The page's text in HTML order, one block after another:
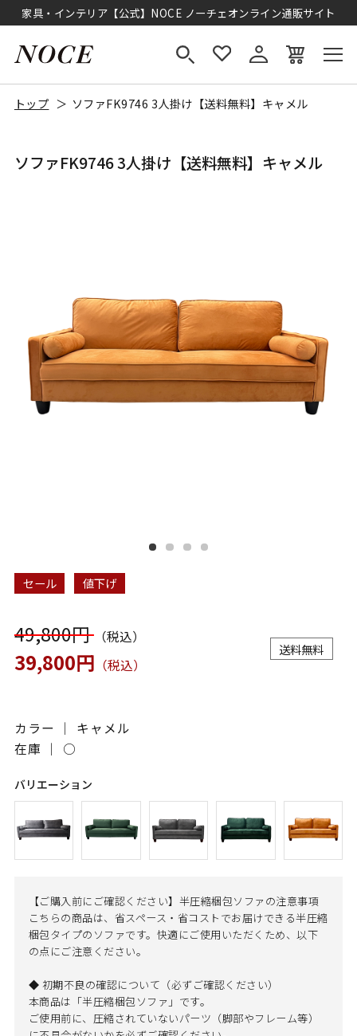
家具・インテリア【公式】NOCE ノーチェオンライン通販サイト
トップ ソファFK9746 3人掛け【送料無料】キャメル
ソファFK9746 3人掛け【送料無料】キャメル
セール 値下げ
49,800円（税込）
39,800円 （税込）
送料無料
カラー ｜ キャメル
在庫 ｜ ○
バリエーション
【ご購入前にご確認ください】半圧縮梱包ソファの注意事項
こちらの商品は、省スペース・省コストでお届けできる半圧縮
梱包タイプのソファです。快適にご使用いただくため、以下
の点にご注意ください。
◆ 初期不良の確認について（必ずご確認ください）
本商品は「半圧縮梱包ソファ」です。
ご使用前に、圧縮されていないパーツ（脚部やフレーム等）